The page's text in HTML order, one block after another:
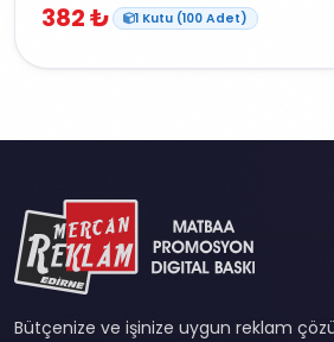
382 ₺ 1 Kutu (100 Adet)
Bütçenize ve işinize uygun reklam